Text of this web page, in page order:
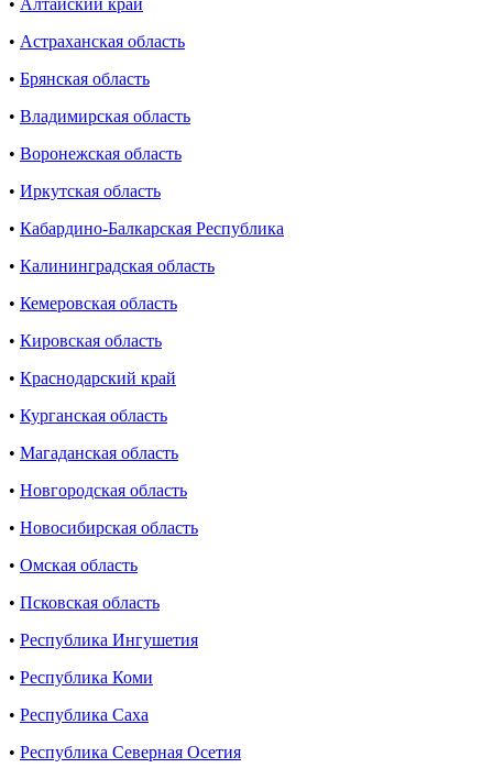
• Алтайский край
• Астраханская область
• Брянская область
• Владимирская область
• Воронежская область
• Иркутская область
• Кабардино-Балкарская Республика
• Калининградская область
• Кемеровская область
• Кировская область
• Краснодарский край
• Курганская область
• Магаданская область
• Новгородская область
• Новосибирская область
• Омская область
• Псковская область
• Республика Ингушетия
• Республика Коми
• Республика Саха
• Республика Северная Осетия